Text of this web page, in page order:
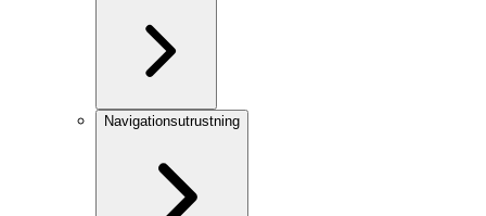
Navigationsutrustning